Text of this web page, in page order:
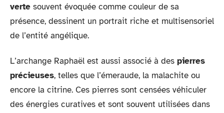
verte souvent évoquée comme couleur de sa
présence, dessinent un portrait riche et multisensoriel
de l’entité angélique.
L’archange Raphaël est aussi associé à des pierres
précieuses, telles que l’émeraude, la malachite ou
encore la citrine. Ces pierres sont censées véhiculer
des énergies curatives et sont souvent utilisées dans